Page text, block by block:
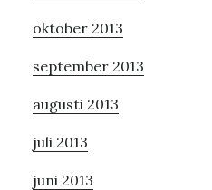
oktober 2013
september 2013
augusti 2013
juli 2013
juni 2013